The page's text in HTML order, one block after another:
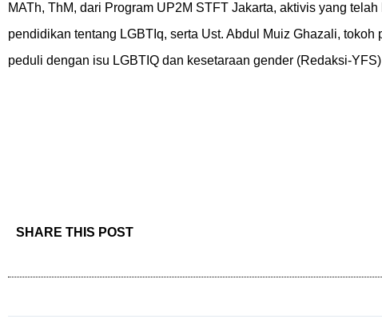
MATh, ThM, dari Program UP2M STFT Jakarta, aktivis yang
pendidikan tentang LGBTIq, serta Ust. Abdul Muiz Ghazali,
peduli dengan isu LGBTIQ dan kesetaraan gender (Redaksi-YFS)
SHARE THIS POST